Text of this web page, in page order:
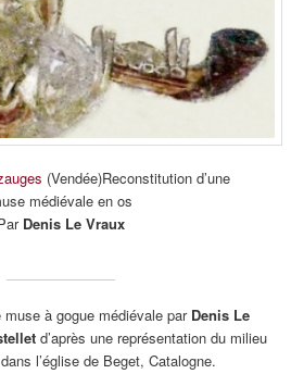
(Vendée)Reconstitution d’une
médiévale en os
Denis Le Vraux
muse à gogue médiévale par Denis Le
d’après une représentation du milieu
l’église de Beget, Catalogne.